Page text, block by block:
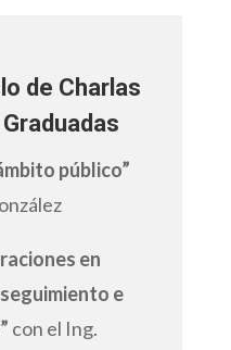
de Charlas
público”
en
e
con el Ing.